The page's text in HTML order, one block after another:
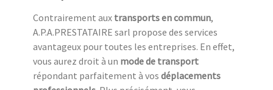
Contrairement aux transports en commun,
A.P.A.PRESTATAIRE sarl propose des services
avantageux pour toutes les entreprises. En effet,
vous aurez droit à un mode de transport
répondant parfaitement à vos déplacements